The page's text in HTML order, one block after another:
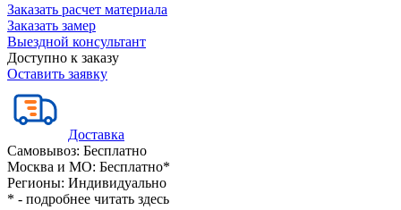
Заказать расчет материала
Заказать замер
Выездной консультант
Доступно к заказу
Оставить заявку
Доставка
Самовывоз: Бесплатно
Москва и МО: Бесплатно*
Регионы: Индивидуально
* - подробнее читать здесь